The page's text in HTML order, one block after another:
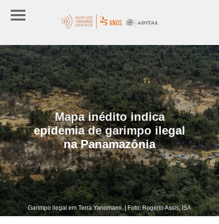
Mapa inédito indica
epidemia de garimpo ilegal
na Panamazônia
Garimpo ilegal em Terra Yanomami. | Foto: Rogério Assis, ISA